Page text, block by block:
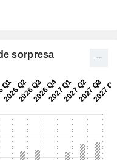
sorpresa